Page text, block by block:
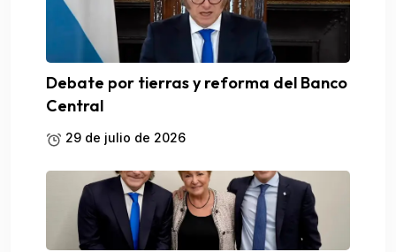
Debate por tierras y reforma del Banco
Central
29 de julio de 2026